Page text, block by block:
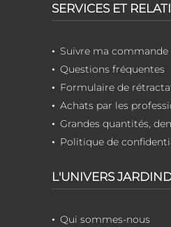
SERVICES ET
Suivre ma commande
Questions fréquentes
Formulaire de
Achats par les
Grandes quantités,
Politique de
L'UNIVERS
Qui sommes-nous